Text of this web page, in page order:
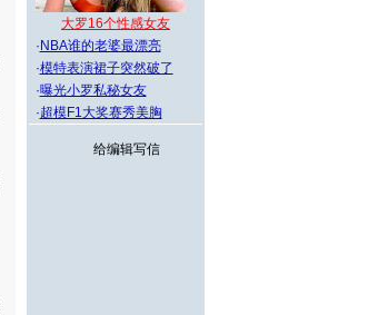
大罗16个性感女友
· NBA谁的老婆最漂亮
·模特表演裙子突然破了
·曝光小罗私秘女友
·超模F1大奖赛秀美胸
给编辑写信